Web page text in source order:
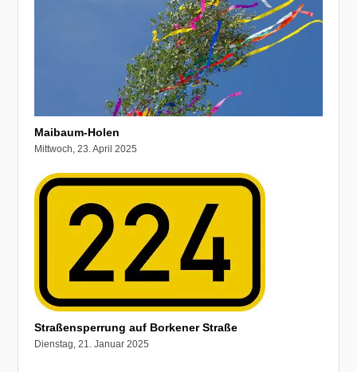
Maibaum-Holen
Mittwoch, 23. April 2025
Straßensperrung auf Borkener Straße
Dienstag, 21. Januar 2025